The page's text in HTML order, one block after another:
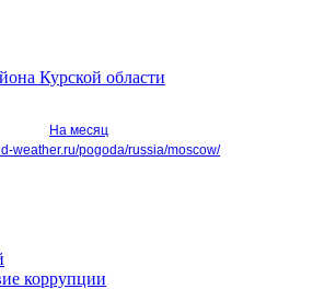
Курской области
На месяц
weather.ru/pogoda/russia/moscow/
коррупции